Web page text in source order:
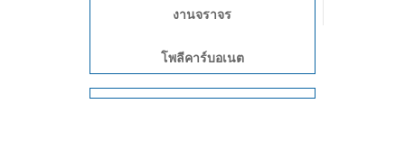
งานจราจร
โพลีคาร์บอเนต